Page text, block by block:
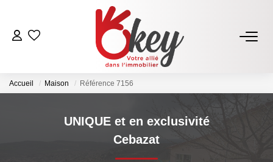
ACHETER
Accueil Maison Référence 7156
UNIQUE et en exclusivité
Cebazat